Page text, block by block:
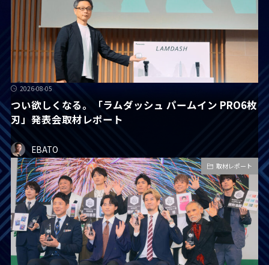
2026-08-05
つい欲しくなる。「ラムダッシュ パームイン PRO6枚
刃」発表会取材レポート
EBATO
取材レポート